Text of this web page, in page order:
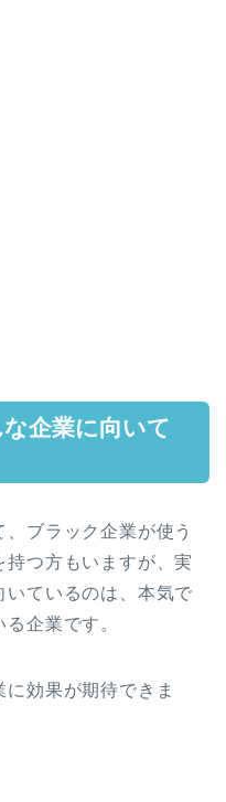
企業に向いて
、ブラック企業が使う
持つ方もいますが、実
いているのは、本気で
企業です。
効果が期待できま